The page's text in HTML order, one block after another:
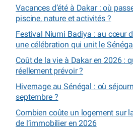
Vacances d’été à Dakar : où
piscine, nature et activités ?
Festival Niumi Badiya : au cœur
une célébration qui unit le
Coût de la vie à Dakar en 2026 :
réellement prévoir ?
Hivernage au Sénégal : où
septembre ?
Combien coûte un logement sur
de l’immobilier en 2026